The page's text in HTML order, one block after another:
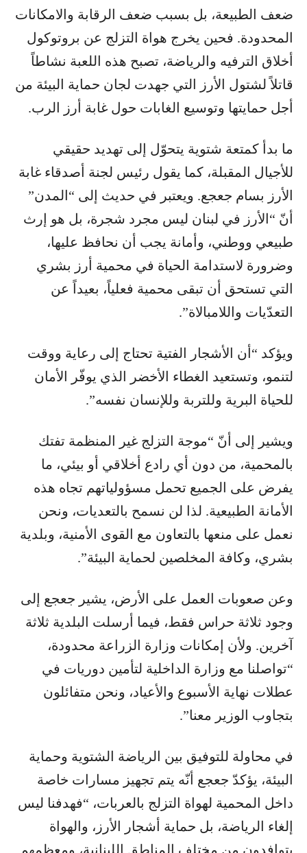
ضعف الطبيعة، بل بسبب ضعف الرقابة والامكانات
المحدودة. فحين يخرج هواة التزلج عن بروتوكول
أخلاق الترفيه والرياضة، تصبح هذه اللعبة نشاطاً
قاتلاً لشتول الأرز التي جهدت لجان حماية البيئة من
أجل حمايتها وتوسيع الغابات حول غابة أرز الرب.
ما بدأ كمتعة شتوية يتحوّل إلى تهديد حقيقي
للأجيال المقبلة، كما يقول رئيس لجنة أصدقاء غابة
الأرز بسام جعجع. ويعتبر في حديث إلى “المدن”
أنّ “الأرز في لبنان ليس مجرد شجرة، بل هو إرث
طبيعي ووطني، وأمانة يجب أن نحافظ عليها،
وضرورة لاستدامة الحياة في محمية أرز بشري
التي تستحق أن تبقى محمية فعلياً، بعيداً عن
التعدّيات واللامبالاة”.
ويؤكد “أن الأشجار الفتية تحتاج إلى رعاية ووقت
لتنمو، وتستعيد الغطاء الأخضر الذي يوفّر الأمان
للحياة البرية وللتربة وللإنسان نفسه”.
ويشير إلى أنّ “موجة التزلج غير المنظمة تفتك
بالمحمية، من دون أي رادع أخلاقي أو بيئي، ما
يفرض على الجميع تحمل مسؤولياتهم تجاه هذه
الأمانة الطبيعية. لذا لن نسمح بالتعديات، ونحن
نعمل على منعها بالتعاون مع القوى الأمنية، وبلدية
بشري، وكافة المخلصين لحماية البيئة”.
وعن صعوبات العمل على الأرض، يشير جعجع إلى
وجود ثلاثة حراس فقط، فيما أرسلت البلدية ثلاثة
آخرين. ولأن إمكانات وزارة الزراعة محدودة،
“تواصلنا مع وزارة الداخلية لتأمين دوريات في
عطلات نهاية الأسبوع والأعياد، ونحن متفائلون
بتجاوب الوزير معنا”.
في محاولة للتوفيق بين الرياضة الشتوية وحماية
البيئة، يؤكدّ جعجع أنّه يتم تجهيز مسارات خاصة
داخل المحمية لهواة التزلج بالعربات، “فهدفنا ليس
إلغاء الرياضة، بل حماية أشجار الأرز، والهواة
يتوافدون من مختلف المناطق اللبنانية، ومعظمهم